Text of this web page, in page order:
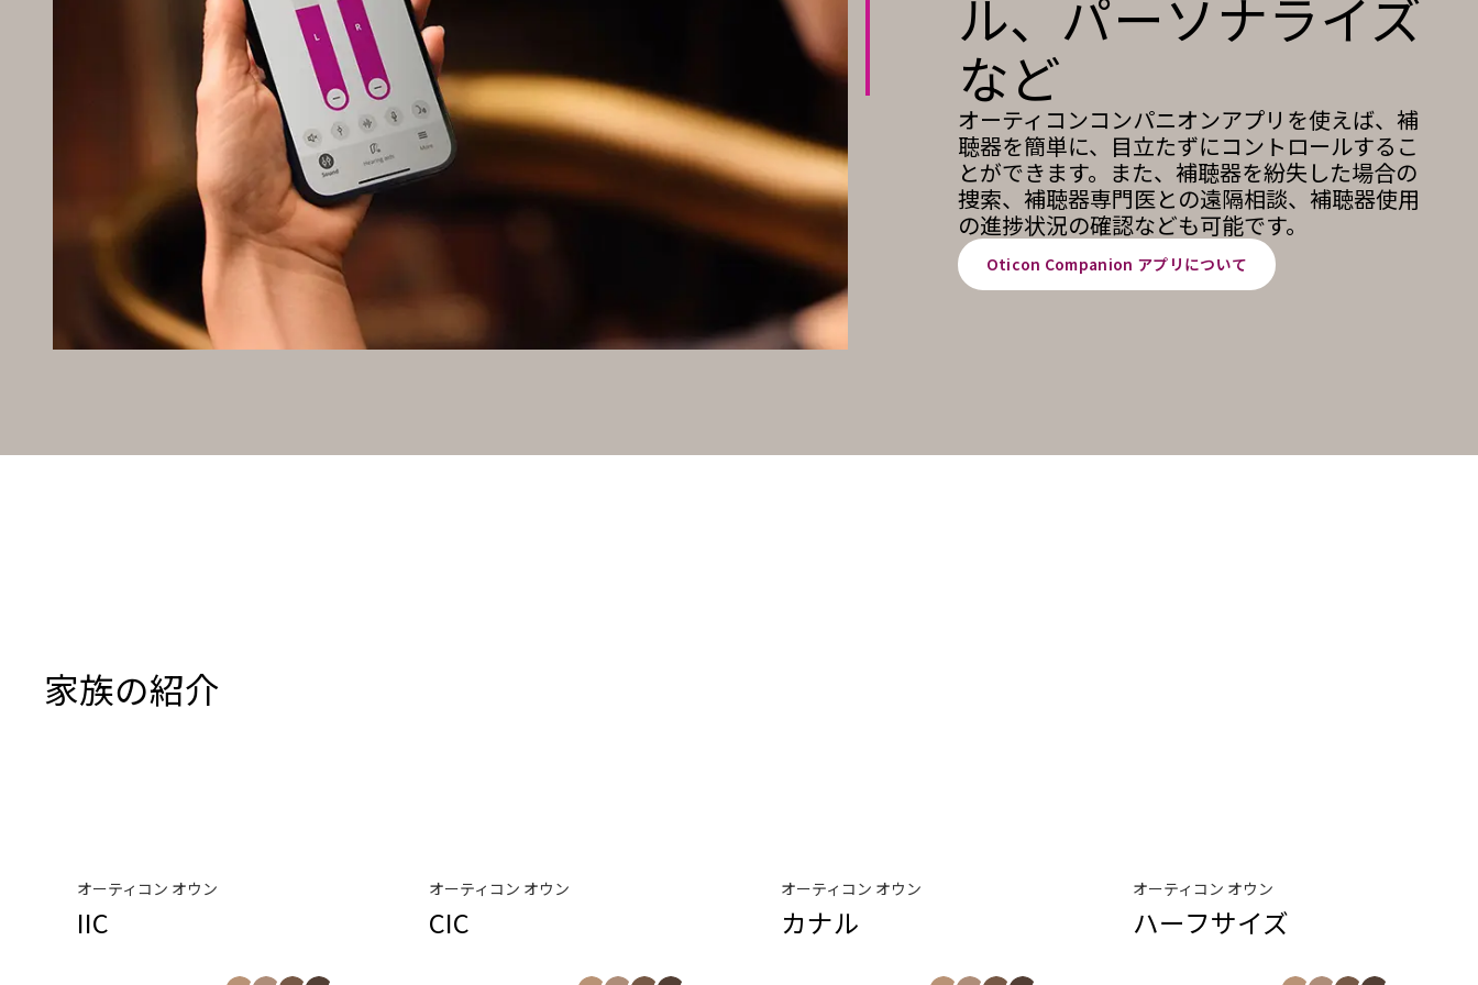
ル、パーソナライズ
など
オーティコンコンパニオンアプリを使えば、補
聴器を簡単に、目立たずにコントロールするこ
とができます。また、補聴器を紛失した場合の
捜索、補聴器専門医との遠隔相談、補聴器使用
の進捗状況の確認なども可能です。
Oticon Companion アプリについて
家族の紹介
オーティコン オウン
IIC
オーティコン オウン
CIC
オーティコン オウン
カナル
オーティコン オウン
ハーフサイズ